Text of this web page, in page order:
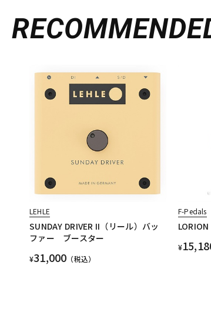
LEHLE
SUNDAY DRIVER II（リール）バッ
ファー ブースター
¥31,000 （税込）
F-Pedals
LORION
¥